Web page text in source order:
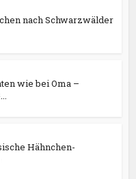
nach Schwarzwälder
wie bei Oma –
Hähnchen-